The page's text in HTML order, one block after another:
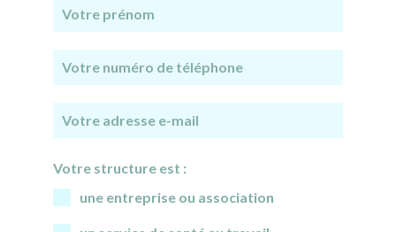
Votre structure est :
une entreprise ou association